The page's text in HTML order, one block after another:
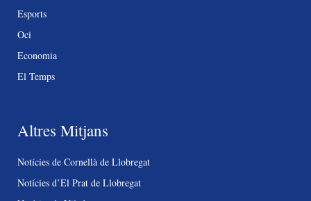
Esports
Oci
Economia
El Temps
Altres Mitjans
Notícies de Cornellà de Llobregat
Notícies d’El Prat de Llobregat